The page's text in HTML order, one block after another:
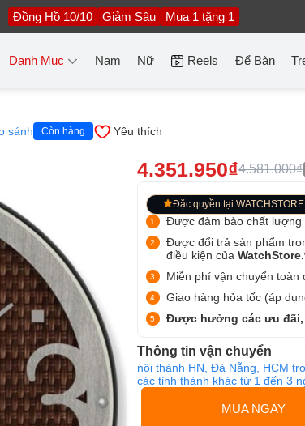
Đồng Hồ 10/10 Giảm Sâu Mua 1 tặng 1
Danh Mục Nam Nữ Reels Để Bàn
sánh Còn hàng Yêu thích
4.351.950₫4.581.000₫
Đặc quyền tại WATCHSTORE
Được đảm bảo chất lượng
Được đổi trả sản phẩm
điều kiện của
Miễn phí vận chuyển toàn
Giao hàng hỏa tốc (áp
Được hưởng các ưu đãi,
Thông tin vận chuyển
nội thành HN, Đà Nẵng, HCM
các tỉnh thành khác từ 1 đến 3
MUA NGAY